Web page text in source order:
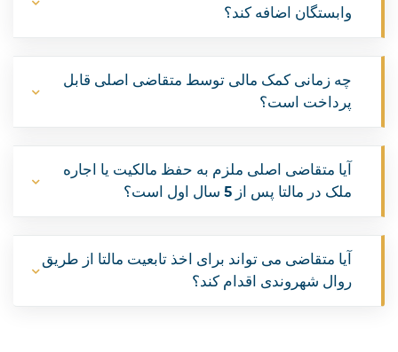
وابستگان اضافه کند؟
چه زمانی کمک مالی توسط متقاضی اصلی قابل
پرداخت است؟
آیا متقاضی اصلی ملزم به حفظ مالکیت یا اجاره
ملک در مالتا پس از 5 سال اول است؟
آیا متقاضی می تواند برای اخذ تابعیت مالتا از طریق
روال شهروندی اقدام کند؟